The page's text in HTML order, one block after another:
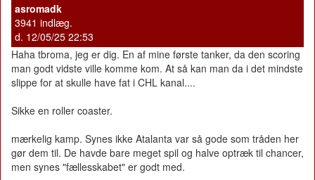
asromadk
3941 indlæg.
d. 12/05/25 22:53
Haha tbroma, jeg er dig. En af mine første tanker, da den scoring
man godt vidste ville komme kom. At så kan man da i det mindste
slippe for at skulle have fat i CHL kanal....
Sikke en roller coaster.
mærkelig kamp. Synes ikke Atalanta var så gode som tråden her
gør dem til. De havde bare meget spil og halve optræk til chancer,
men synes "fællesskabet" er godt med.